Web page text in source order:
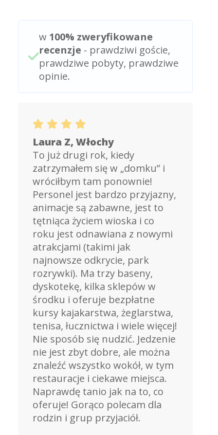
w 100% zweryfikowane
recenzje - prawdziwi goście,
prawdziwe pobyty, prawdziwe
opinie.
Laura Z, Włochy
To już drugi rok, kiedy
zatrzymałem się w „domku” i
wróciłbym tam ponownie!
Personel jest bardzo przyjazny,
animacje są zabawne, jest to
tętniąca życiem wioska i co
roku jest odnawiana z nowymi
atrakcjami (takimi jak
najnowsze odkrycie, park
rozrywki). Ma trzy baseny,
dyskotekę, kilka sklepów w
środku i oferuje bezpłatne
kursy kajakarstwa, żeglarstwa,
tenisa, łucznictwa i wiele więcej!
Nie sposób się nudzić. Jedzenie
nie jest zbyt dobre, ale można
znaleźć wszystko wokół, w tym
restauracje i ciekawe miejsca.
Naprawdę tanio jak na to, co
oferuje! Gorąco polecam dla
rodzin i grup przyjaciół.